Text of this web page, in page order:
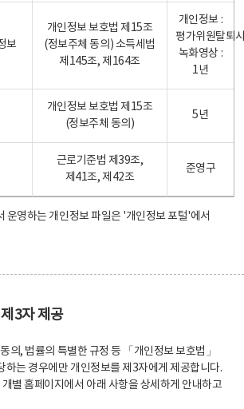
보
개인정보 보호법 제15조
(정보주체 동의) 소득세법
제145조, 제164조
개인정보 :
평가위원탈퇴
녹화영상 :
1년
개인정보 보호법 제15조
(정보주체 동의)
5년
근로기준법 제39조,
제41조, 제42조
준영구
운영하는 개인정보 파일은 '개인정보 포털'에서
3자 제공
의, 법률의 특별한 규정 등 「개인정보 보호법」
하는 경우에만 개인정보를 제3자에게 제공합니다.
별 홈페이지에서 아래 사항을 상세하게 안내하고